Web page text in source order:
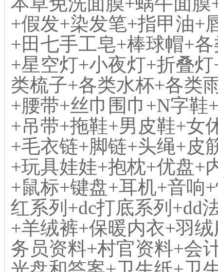
+假发+染发笔+指甲油+
+田七手工皂+棒球帽+
+星空灯+小夜灯+折叠
类梳子+各类水杯+各类
+腰带+丝巾围巾+N字鞋
+吊带+拖鞋+男皮鞋+女
+毛衣链+脚链+头绳+皮
+玩具娃娃+抱枕+优盘+
+鼠标+键盘+耳机+音响
红系列+dc打底系列+dd
+羊绒裤+保暖内衣+羽
务员资料+村官资料+会